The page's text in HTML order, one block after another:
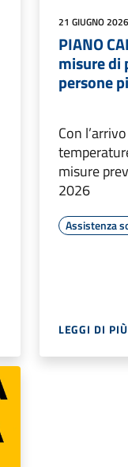
21 GIUGNO 2026
PIANO
misure di
persone
Con
misure
2026
Assistenza
LEGGI DI PIÙ